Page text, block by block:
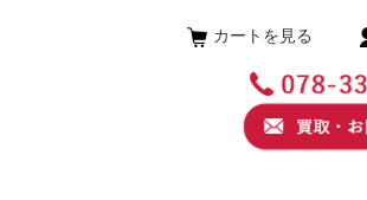
カートを見る